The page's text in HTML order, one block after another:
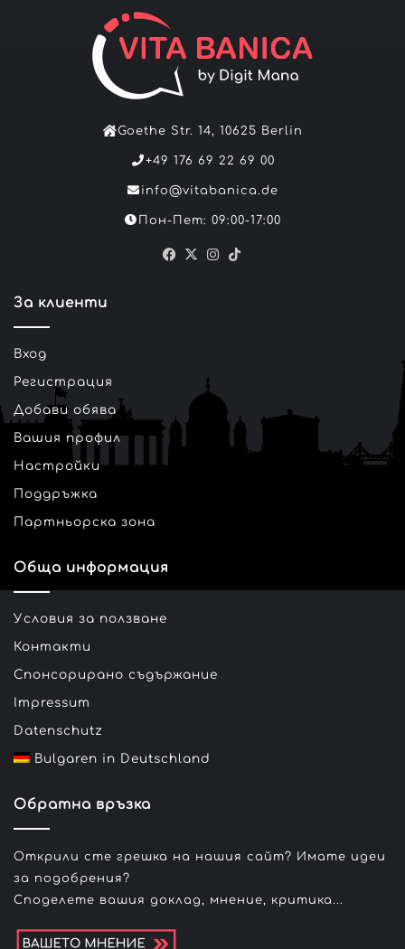
Goethe Str. 14, 10625 Berlin
+49 176 69 22 69 00
info@vitabanica.de
Пон-Пет: 09:00-17:00
Facebook
X Instagram
За клиенти
Вход
Регистрация
Добави обява
Вашия профил
Настройки
Поддръжка
Партньорска зона
Обща информация
Условия за ползване
Контакти
Спонсорирано съдържание
Impressum
Datenschutz
Bulgaren in Deutschland
Обратна връзка
Открили сте грешка на нашия сайт? Имате идеи
за подобрения?
Споделете вашия доклад, мнение, критика...